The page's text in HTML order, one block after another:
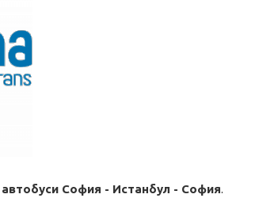
автобуси София - Истанбул - София.